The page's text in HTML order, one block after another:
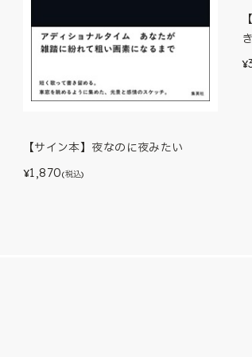
【サイン本】夜なのに夜みたい
¥1,870(税込)
¥